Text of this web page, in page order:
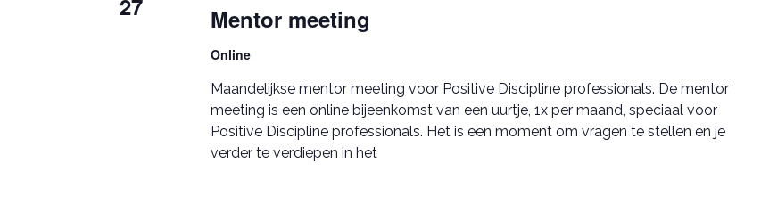
27 Mentor meeting
Online
Maandelijkse mentor meeting voor Positive Discipline professionals. De mentor
meeting is een online bijeenkomst van een uurtje, 1x per maand, speciaal voor
Positive Discipline professionals. Het is een moment om vragen te stellen en je
verder te verdiepen in het